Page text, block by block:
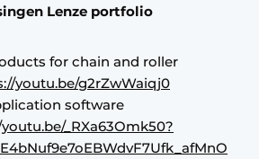
Lenze portfolio
for chain and roller
youtu.be/g2rZwWaiqj0
software
_RXa63Omk50?